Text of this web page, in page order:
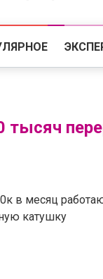
тысяч
в месяц
катушку